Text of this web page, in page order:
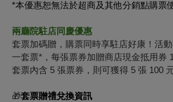
*本優惠恕無法於超商及其他分銷點購票
兩廳院駐店同慶優惠
套票加碼贈，購票同時享駐店好康！活
一套票*，每張票券加贈商店現金抵用券
套票內含 5 張票券，則可獲得 5 張 100
🎁套票贈禮兌換資訊